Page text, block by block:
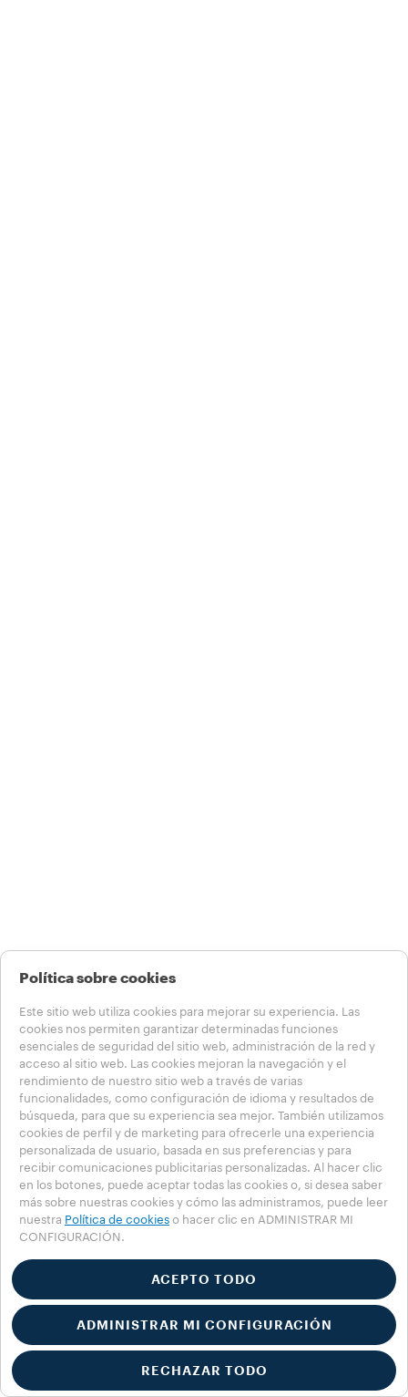
Política sobre cookies
Este sitio web utiliza cookies para mejorar su experiencia. Las
cookies nos permiten garantizar determinadas funciones
esenciales de seguridad del sitio web, administración de la red y
acceso al sitio web. Las cookies mejoran la navegación y el
rendimiento de nuestro sitio web a través de varias
funcionalidades, como configuración de idioma y resultados de
búsqueda, para que su experiencia sea mejor. También utilizamos
cookies de perfil y de marketing para ofrecerle una experiencia
personalizada de usuario, basada en sus preferencias y para
recibir comunicaciones publicitarias personalizadas. Al hacer clic
en los botones, puede aceptar todas las cookies o, si desea saber
más sobre nuestras cookies y cómo las administramos, puede leer
nuestra Política de cookies o hacer clic en ADMINISTRAR MI
CONFIGURACIÓN.
ACEPTO TODO
ADMINISTRAR MI CONFIGURACIÓN
RECHAZAR TODO